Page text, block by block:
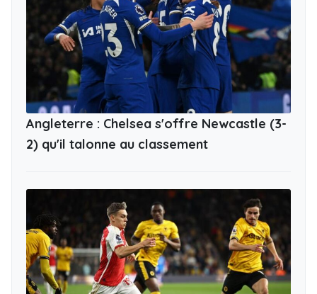
Angleterre : Chelsea s'offre Newcastle (3-
2) qu'il talonne au classement